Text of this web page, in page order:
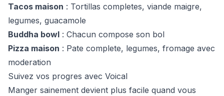
Tacos maison : Tortillas completes, viande maigre,
legumes, guacamole
Buddha bowl : Chacun compose son bol
Pizza maison : Pate complete, legumes, fromage avec
moderation
Suivez vos progres avec Voical
Manger sainement devient plus facile quand vous